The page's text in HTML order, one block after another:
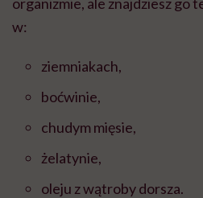
w:
ziemniakach,
boćwinie,
chudym mięsie,
żelatynie,
oleju z wątroby dorsza.